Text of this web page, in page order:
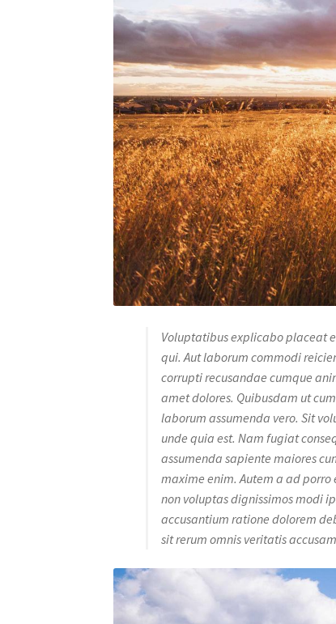
Voluptatibus explicabo placeat
qui. Aut laborum commodi
corrupti recusandae cumque
amet dolores. Quibusdam ut
laborum assumenda vero. Sit
unde quia est. Nam fugiat
assumenda sapiente maiores
maxime enim. Autem a ad
non voluptas dignissimos modi
accusantium ratione dolorem
sit rerum omnis veritatis